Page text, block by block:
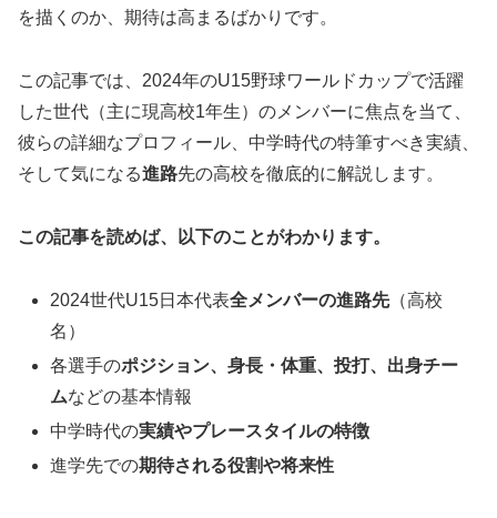
を描くのか、期待は高まるばかりです。
この記事では、2024年のU15野球ワールドカップで活躍
した世代（主に現高校1年生）のメンバーに焦点を当て、
彼らの詳細なプロフィール、中学時代の特筆すべき実績、
そして気になる進路先の高校を徹底的に解説します。
この記事を読めば、以下のことがわかります。
2024世代U15日本代表全メンバーの進路先（高校
名）
各選手のポジション、身長・体重、投打、出身チー
ムなどの基本情報
中学時代の実績やプレースタイルの特徴
進学先での期待される役割や将来性